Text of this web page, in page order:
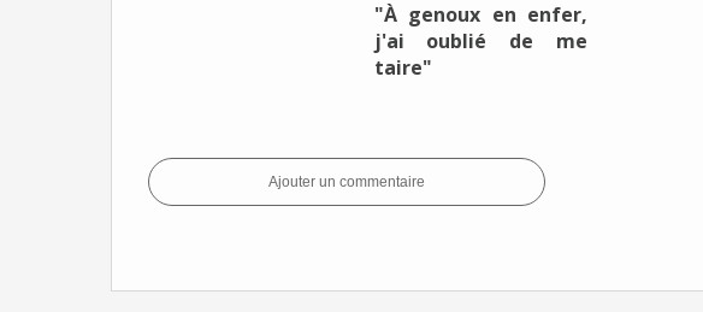
"À genoux en enfer,
j'ai oublié de me
taire"
Ajouter un commentaire